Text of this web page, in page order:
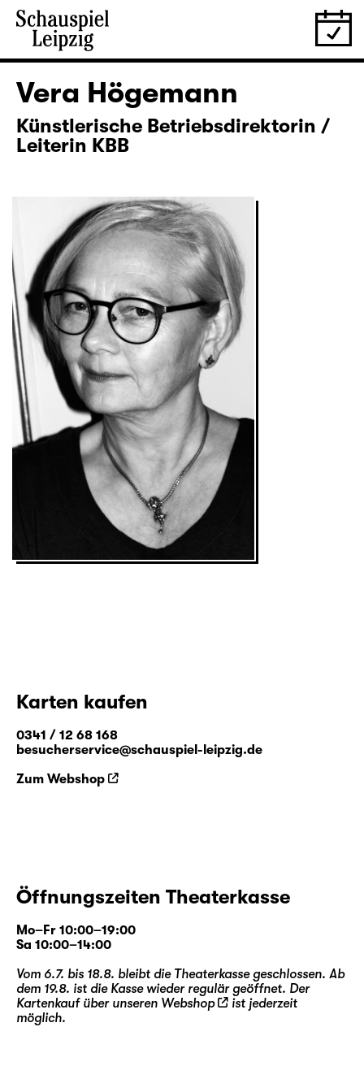
Vera Högemann
Künstlerische Betriebsdirektorin /
Leiterin KBB
Karten kaufen
0341 / 12 68 168
besucherservice@schauspiel-leipzig.de
Zum Webshop
Öffnungszeiten Theaterkasse
Mo–Fr 10:00–19:00
Sa 10:00–14:00
Vom 6.7. bis 18.8. bleibt die Theaterkasse geschlossen. Ab
dem 19.8. ist die Kasse wieder regulär geöffnet. Der
Kartenkauf über unseren Webshop
ist jederzeit
möglich.